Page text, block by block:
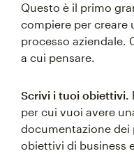
Questo è il primo
compiere per creare
processo aziendale.
a cui pensare.
Scrivi i tuoi obiettivi.
per cui vuoi avere
documentazione dei
obiettivi di business